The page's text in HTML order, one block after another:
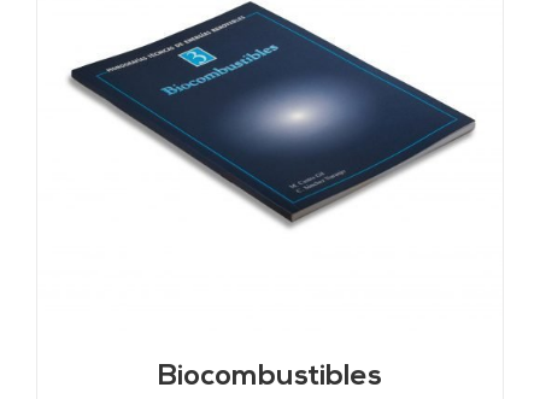
Biocombustibles